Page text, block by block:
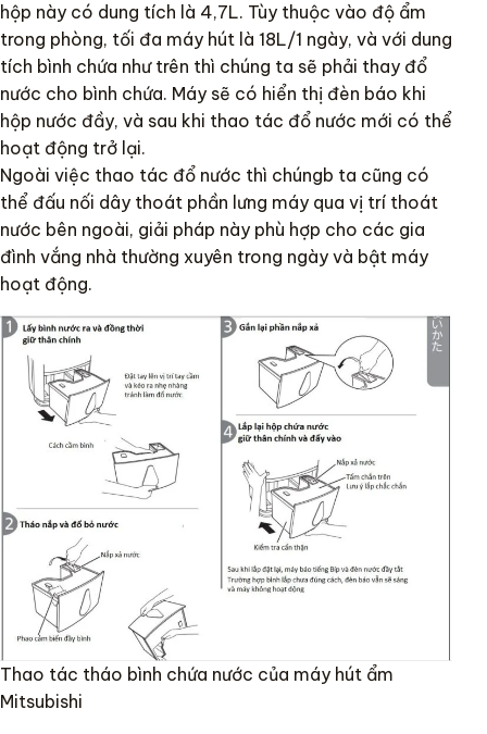
hộp này có dung tích là 4,7L. Tùy thuộc vào độ ẩm
trong phòng, tối đa máy hút là 18L/1 ngày, và với dung
tích bình chứa như trên thì chúng ta sẽ phải thay đổ
nước cho bình chứa. Máy sẽ có hiển thị đèn báo khi
hộp nước đầy, và sau khi thao tác đổ nước mới có thể
hoạt động trở lại.
Ngoài việc thao tác đổ nước thì chúngb ta cũng có
thể đấu nối dây thoát phần lưng máy qua vị trí thoát
nước bên ngoài, giải pháp này phù hợp cho các gia
đình vắng nhà thường xuyên trong ngày và bật máy
hoạt động.
Thao tác tháo bình chứa nước của máy hút ẩm
Mitsubishi